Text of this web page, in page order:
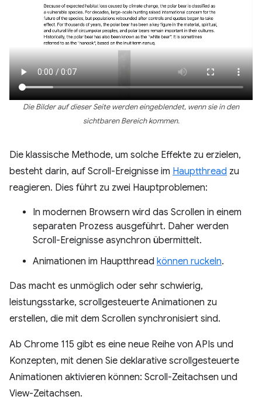
Die Bilder auf dieser Seite werden eingeblendet, wenn sie in den
sichtbaren Bereich kommen.
Die klassische Methode, um solche Effekte zu erzielen,
besteht darin, auf Scroll-Ereignisse im Hauptthread zu
reagieren. Dies führt zu zwei Hauptproblemen:
In modernen Browsern wird das Scrollen in einem
separaten Prozess ausgeführt. Daher werden
Scroll-Ereignisse asynchron übermittelt.
Animationen im Hauptthread können ruckeln.
Das macht es unmöglich oder sehr schwierig,
leistungsstarke, scrollgesteuerte Animationen zu
erstellen, die mit dem Scrollen synchronisiert sind.
Ab Chrome 115 gibt es eine neue Reihe von APIs und
Konzepten, mit denen Sie deklarative scrollgesteuerte
Animationen aktivieren können: Scroll-Zeitachsen und
View-Zeitachsen.